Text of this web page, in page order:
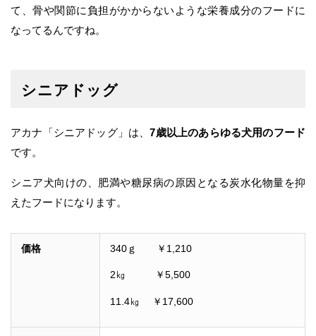
て、骨や関節に負担がかからないような栄養成分のフードに
なってるんですね。
シニアドッグ
アカナ「シニアドッグ」は、7歳以上のあらゆる犬用のフード
です。
シニア犬向けの、肥満や糖尿病の原因となる炭水化物量を抑
えたフードになります。
価格 340ｇ ￥1,210
2㎏ ￥5,500
11.4㎏ ￥17,600